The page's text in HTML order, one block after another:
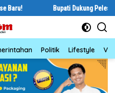
Bupati Dukung Pelestarian
Politik Lifestyle